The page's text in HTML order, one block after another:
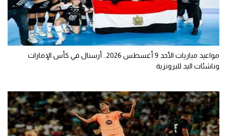
مواعيد مباريات الأحد 9 أغسطس 2026.. أرسنال في كأس الإمارات
وناشئات اليد للبرونزية